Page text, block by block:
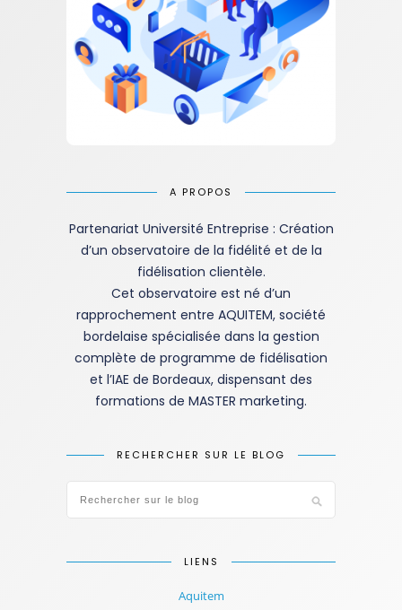
A PROPOS
Partenariat Université Entreprise : Création
d’un observatoire de la fidélité et de la
fidélisation clientèle.
Cet observatoire est né d’un
rapprochement entre AQUITEM, société
bordelaise spécialisée dans la gestion
complète de programme de fidélisation
et l’IAE de Bordeaux, dispensant des
formations de MASTER marketing.
RECHERCHER SUR LE BLOG
LIENS
Aquitem